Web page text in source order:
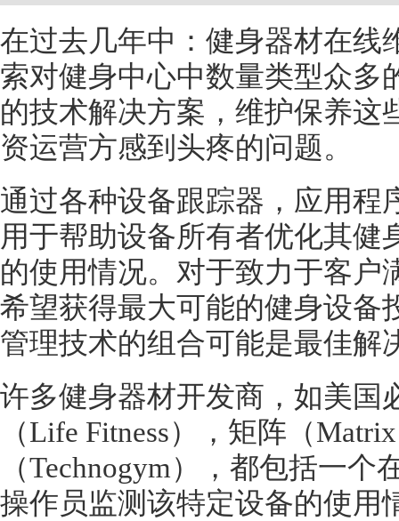
在过去几年中：健身器材在线
索对健身中心中数量类型众多
的技术解决方案，维护保养这
资运营方感到头疼的问题。
通过各种设备跟踪器，应用程
用于帮助设备所有者优化其健
的使用情况。对于致力于客户
希望获得最大可能的健身设备
管理技术的组合可能是最佳解
许多健身器材开发商，如美国
（Life Fitness），矩阵（
（Technogym），都包括一
操作员监测该特定设备的使用